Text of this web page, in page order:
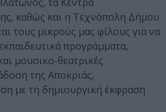
καθώς και η Τεχνόπολη Δήμου
τους μικρούς μας φίλους για να
προγράμματα,
μουσικο-θεατρικές
της Αποκριάς,
με τη δημιουργική έκφραση